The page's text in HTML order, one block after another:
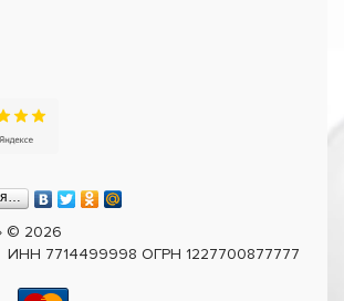
© 2026
ИНН 7714499998 ОГРН 1227700877777